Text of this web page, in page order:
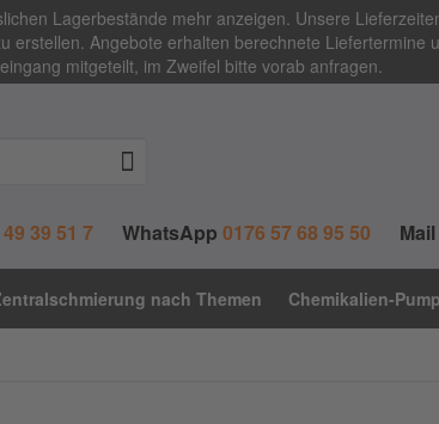
Lagerbestände mehr anzeigen. Unsere
Angebote erhalten berechnete Liefertermine
mitgeteilt, im Zweifel bitte vorab anfragen.
39 51 7 WhatsApp 0176 57 68 95 50 Mail
nach Themen Chemikalien-